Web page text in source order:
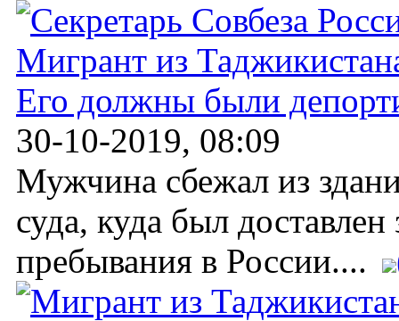
Мигрант из
Его должны были
30-10-2019, 08:09
Мужчина сбежал из
суда, куда был
пребывания в России....